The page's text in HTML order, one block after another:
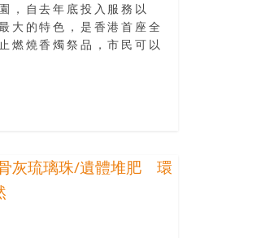
，自去年底投入服務以
大的特色，是香港首座全
燃燒香燭祭品，市民可以